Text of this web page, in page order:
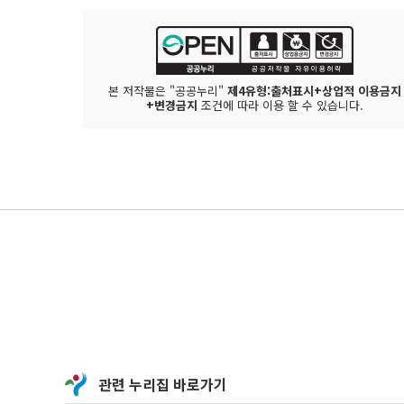
본 저작물은 "공공누리" 제4유형:출처표시+상업적 이용금지
+변경금지 조건에 따라 이용 할 수 있습니다.
관련 누리집 바로가기